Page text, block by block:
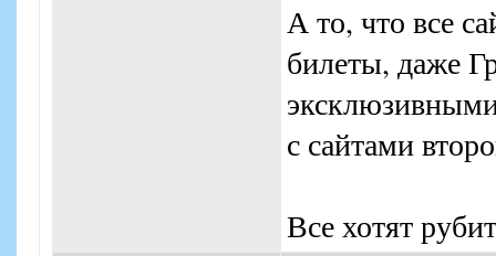
А то, что все
билеты, даже
с сайтами
Все хотят